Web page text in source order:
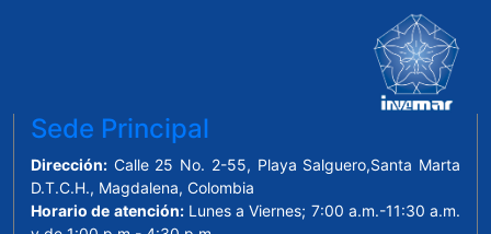
Sede Principal
Dirección: Calle 25 No. 2-55, Playa Salguero,Santa Marta
D.T.C.H., Magdalena, Colombia
Horario de atención:Lunes a Viernes; 7:00 a.m.-11:30 a.m.